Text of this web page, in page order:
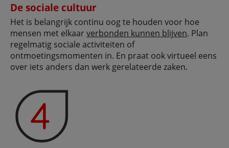
De sociale cultuur
Het is belangrijk continu oog te houden voor hoe
mensen met elkaarverbonden kunnen blijven. Plan
regelmatig sociale activiteiten of
ontmoetingsmomenten in. En praat ook virtueel eens
over iets anders dan werk gerelateerde zaken.